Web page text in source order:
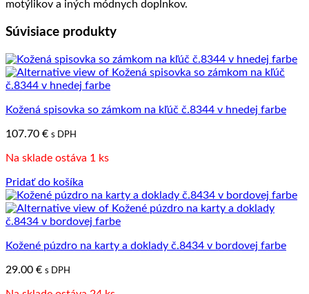
motýlikov a iných módnych doplnkov.
Súvisiace produkty
Kožená spisovka so zámkom na kľúč č.8344 v hnedej farbe
107.70 € s DPH
Na sklade ostáva 1 ks
Pridať do košíka
Kožené púzdro na karty a doklady č.8434 v bordovej farbe
29.00 € s DPH